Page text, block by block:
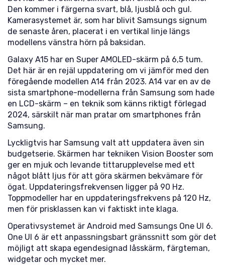
Den kommer i färgerna svart, blå, ljusblå och gul.
Kamerasystemet är, som har blivit Samsungs signum
de senaste åren, placerat i en vertikal linje längs
modellens vänstra hörn på baksidan.
Galaxy A15 har en Super AMOLED-skärm på 6,5 tum.
Det här är en rejäl uppdatering om vi jämför med den
föregående modellen A14 från 2023. A14 var en av de
sista smartphone-modellerna från Samsung som hade
en LCD-skärm – en teknik som känns riktigt förlegad
2024, särskilt när man pratar om smartphones från
Samsung.
Lyckligtvis har Samsung valt att uppdatera även sin
budgetserie. Skärmen har tekniken Vision Booster som
ger en mjuk och levande tittarupplevelse med ett
något blått ljus för att göra skärmen bekvämare för
ögat. Uppdateringsfrekvensen ligger på 90 Hz.
Toppmodeller har en uppdateringsfrekvens på 120 Hz,
men för prisklassen kan vi faktiskt inte klaga.
Operativsystemet är Android med Samsungs One UI 6.
One UI 6 är ett anpassningsbart gränssnitt som gör det
möjligt att skapa egendesignad låsskärm, färgteman,
widgetar och mycket mer.